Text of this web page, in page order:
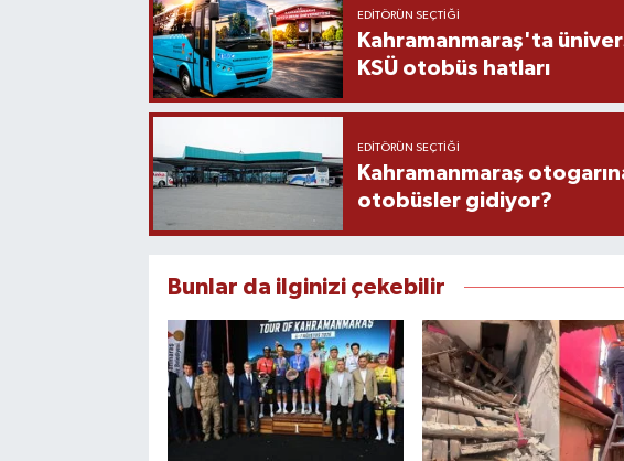
EDITÖRÜN SEÇTIĞI
Kahramanmaraş'ta
KSÜ otobüs hatları
EDITÖRÜN SEÇTIĞI
Kahramanmaraş
otobüsler gidiyor?
Bunlar da ilginizi çekebilir